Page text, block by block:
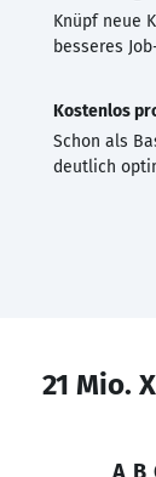
Knüpf neue
besseres
Kostenlos
Schon als
deutlich
21 Mio.
A B